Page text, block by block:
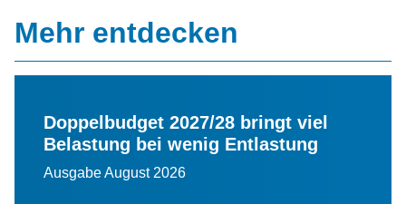
Mehr entdecken
Doppelbudget 2027/28 bringt viel
Belastung bei wenig Entlastung
Ausgabe August 2026